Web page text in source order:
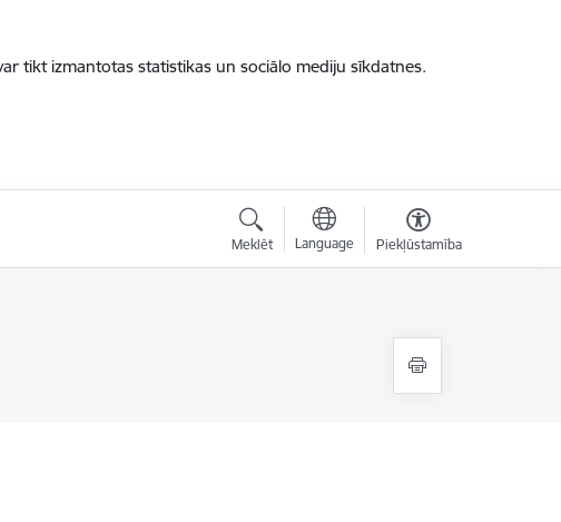
tikt izmantotas statistikas un sociālo mediju sīkdatnes.
Meklēt Language Piekļūstamība